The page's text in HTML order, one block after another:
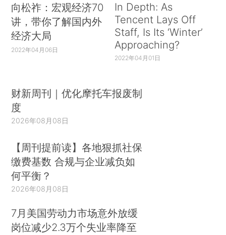
向松祚：宏观经济70
讲，带你了解国内外
经济大局
2022年04月06日
In Depth: As
Tencent Lays Off
Staff, Is Its ‘Winter’
Approaching?
2022年04月01日
财新周刊｜优化摩托车报废制
度
2026年08月08日
【周刊提前读】各地狠抓社保
缴费基数 合规与企业减负如
何平衡？
2026年08月08日
7月美国劳动力市场意外放缓
岗位减少2.3万个失业率降至